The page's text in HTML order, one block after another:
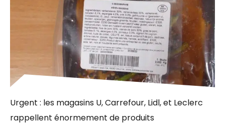
Urgent : les magasins U, Carrefour, Lidl, et Leclerc
rappellent énormement de produits